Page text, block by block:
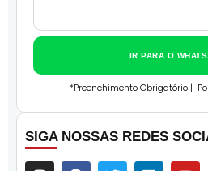
IR PARA O
*Preenchimento Obrigatório |
SIGA NOSSAS REDES